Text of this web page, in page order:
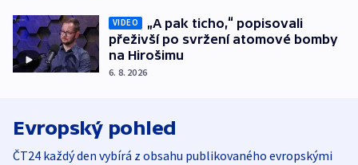
VIDEO
„A pak ticho,“ popisovali
přeživší po svržení atomové bomby
na Hirošimu
6. 8. 2026
Evropský pohled
ČT24 každý den vybírá z obsahu publikovaného evropskými